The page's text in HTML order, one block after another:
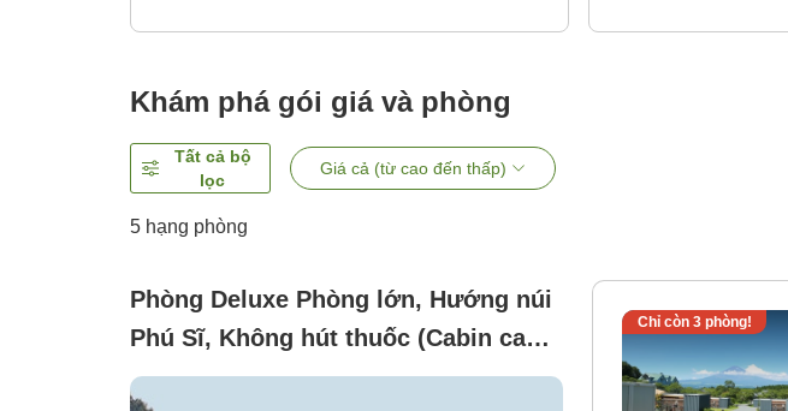
Khám phá gói giá và phòng
Tất cả bộ
lọc
Giá cả (từ cao đến thấp)
5 hạng phòng
Phòng Deluxe Phòng lớn, Hướng núi
Phú Sĩ, Không hút thuốc (Cabin cao
cấp Giường King)
Chỉ còn 3phòng!